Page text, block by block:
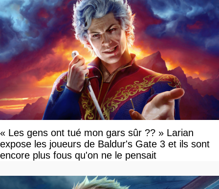
« Les gens ont tué mon gars sûr ?? » Larian
expose les joueurs de Baldur's Gate 3 et ils sont
encore plus fous qu'on ne le pensait